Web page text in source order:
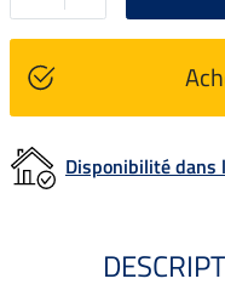
Disponibilité dans